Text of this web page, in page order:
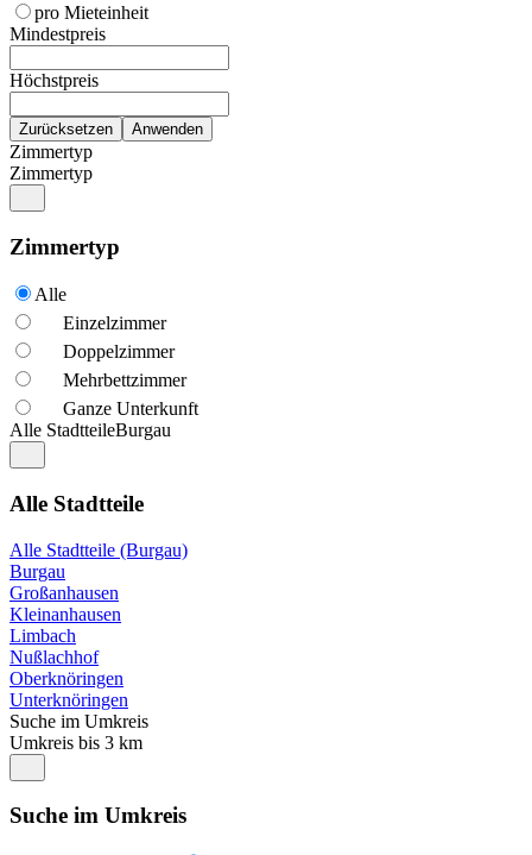
pro Mieteinheit
Mindestpreis
Höchstpreis
Zimmertyp
Zimmertyp
Zimmertyp
Alle
Einzelzimmer
Doppelzimmer
Mehrbettzimmer
Ganze Unterkunft
Alle StadtteileBurgau
Alle Stadtteile
Alle Stadtteile (Burgau)
Burgau
Großanhausen
Kleinanhausen
Limbach
Nußlachhof
Oberknöringen
Unterknöringen
Suche im Umkreis
Umkreis bis 3 km
Suche im Umkreis